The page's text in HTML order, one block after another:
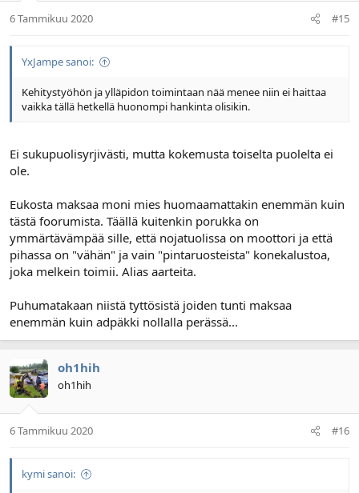
6 Tammikuu 2020 #15
YxJampe sanoi:
Kehitystyöhön ja ylläpidon toimintaan nää menee niin ei haittaa
vaikka tällä hetkellä huonompi hankinta olisikin.
Ei sukupuolisyrjivästi, mutta kokemusta toiselta puolelta ei
ole.
Eukosta maksaa moni mies huomaamattakin enemmän kuin
tästä foorumista. Täällä kuitenkin porukka on
ymmärtävämpää sille, että nojatuolissa on moottori ja että
pihassa on "vähän" ja vain "pintaruosteista" konekalustoa,
joka melkein toimii. Alias aarteita.
Puhumatakaan niistä tyttösistä joiden tunti maksaa
enemmän kuin adpäkki nollalla perässä...
oh1hih
oh1hih
6 Tammikuu 2020 #16
kymi sanoi: